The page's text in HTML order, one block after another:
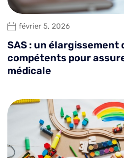
février 5, 2026
SAS : un
compétents pour
médicale